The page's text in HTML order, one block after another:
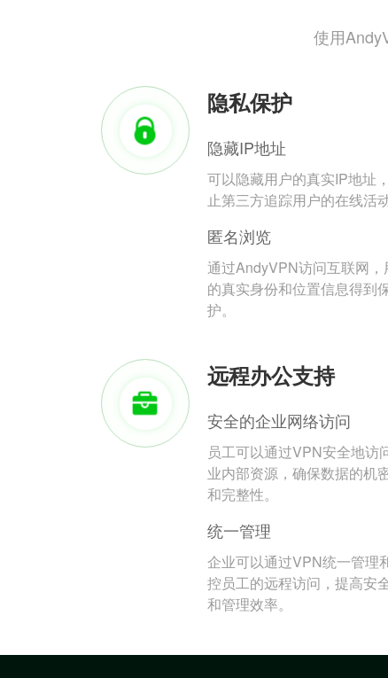
使用
隐私保护
隐藏IP地址
可以隐藏用户的真实IP地址
止第三方追踪用户的在线活动
匿名浏览
通过AndyVPN访问互联网，
的真实身份和位置信息得到
护。
远程办公支持
安全的企业网络访问
员工可以通过VPN安全地访
业内部资源，确保数据的机
和完整性。
统一管理
企业可以通过VPN统一管理
控员工的远程访问，提高安
和管理效率。